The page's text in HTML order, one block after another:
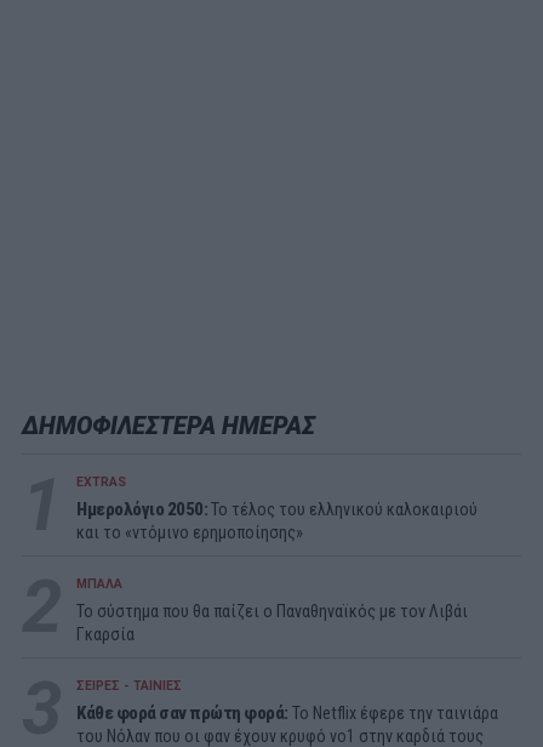
ΔΗΜΟΦΙΛΕΣΤΕΡΑ ΗΜΕΡΑΣ
EXTRAS
Ημερολόγιο 2050:To τέλος του ελληνικού καλοκαιριού
και το «ντόμινο ερημοποίησης»
ΜΠΑΛΑ
Το σύστημα που θα παίζει ο Παναθηναϊκός με τον Λιβάι
Γκαρσία
ΣΕΙΡΕΣ - ΤΑΙΝΙΕΣ
Κάθε φορά σαν πρώτη φορά: Το Netflix έφερε την ταινιάρα
του Νόλαν που οι φαν έχουν κρυφό νο1 στην καρδιά τους